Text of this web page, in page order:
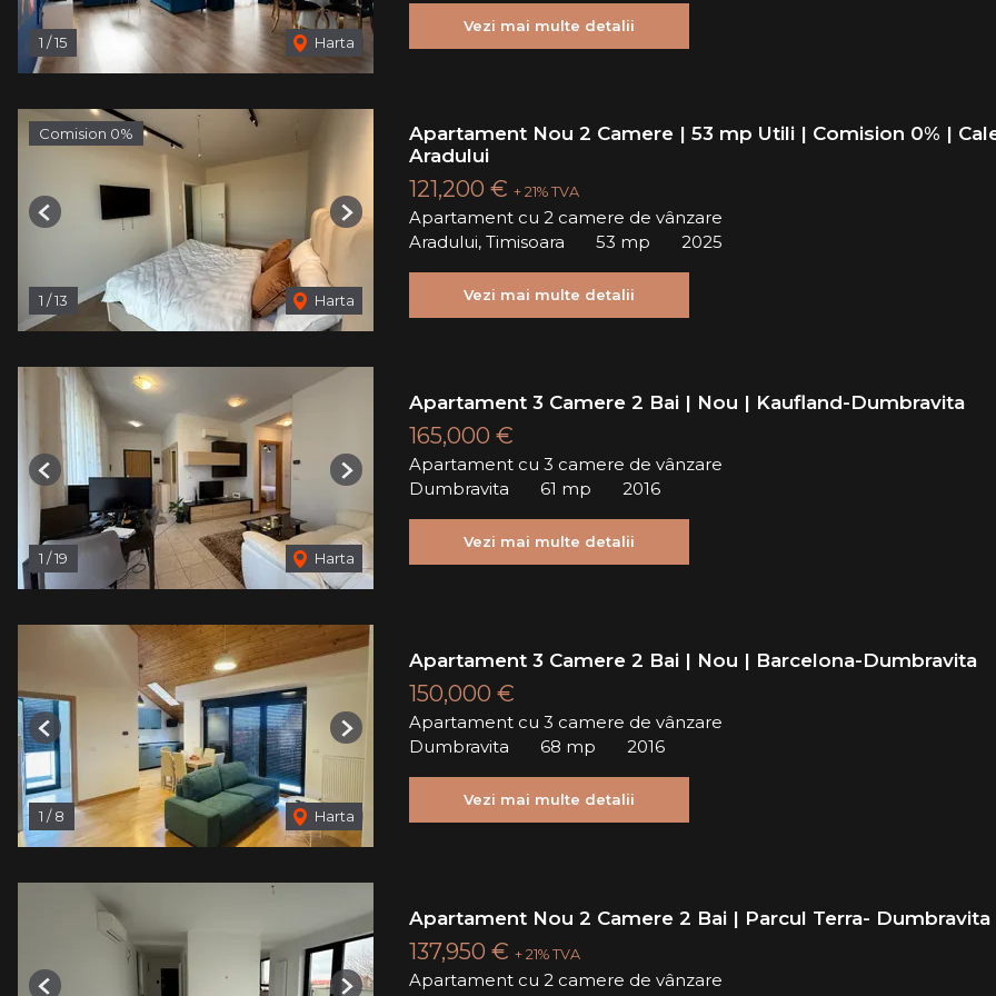
1 /15 Harta
Vezi mai multe detalii
Comision 0%
1 /13 Harta
Previous Next
Apartament Nou 2 Camere | 53 mp Utili | Comision 0% |
Aradului
121,200 € + 21% TVA
Apartament cu 2 camere de vânzare
Aradului, Timisoara
53 mp 2025
Vezi mai multe detalii
1 /19 Harta
Previous Next
Apartament 3 Camere 2 Bai | Nou | Kaufland-Dumbravita
165,000 €
Apartament cu 3 camere de vânzare
Dumbravita
61 mp 2016
Vezi mai multe detalii
1 /8 Harta
Previous Next
Apartament 3 Camere 2 Bai | Nou | Barcelona-Dumbravita
150,000 €
Apartament cu 3 camere de vânzare
Dumbravita
68 mp 2016
Vezi mai multe detalii
Apartament Nou 2 Camere 2 Bai | Parcul Terra- Dumbravita
137,950 € + 21% TVA
Apartament cu 2 camere de vânzare